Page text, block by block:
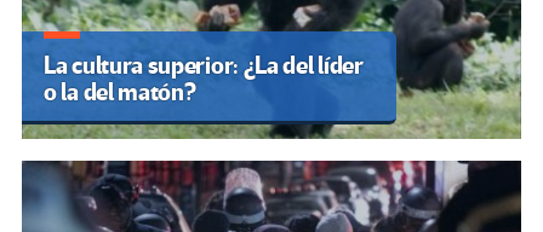
La cultura superior: ¿La del líder
o la del matón?